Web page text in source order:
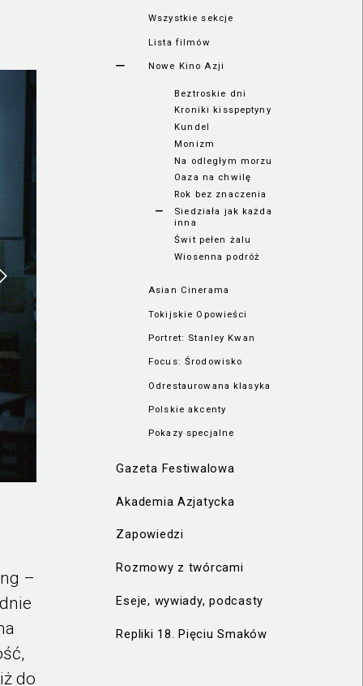
Wszystkie sekcje
Lista filmów
Nowe Kino Azji
Beztroskie dni
Kroniki kisspeptyny
Kundel
Monizm
Na odległym morzu
Oaza na chwilę
Rok bez znaczenia
Siedziała jak każda
inna
Świt pełen żalu
Wiosenna podróż
Asian Cinerama
Tokijskie Opowieści
Portret: Stanley Kwan
Focus: Środowisko
Odrestaurowana klasyka
Polskie akcenty
Pokazy specjalne
Gazeta Festiwalowa
Akademia Azjatycka
Zapowiedzi
Rozmowy z twórcami
Eseje, wywiady, podcasty
Repliki 18. Pięciu Smaków
–
do